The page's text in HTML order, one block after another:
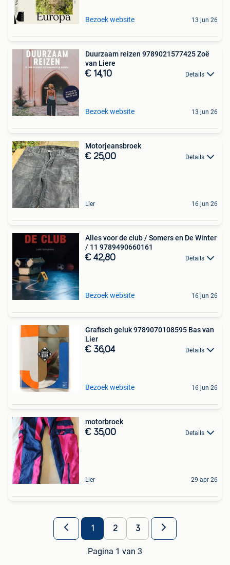
Bezoek website 13 jun 26
Duurzaam reizen 9789021577425 Zoë
van Liere
€ 14,10 Details
Bezoek website 13 jun 26
Motorjeansbroek
€ 25,00 Details
Lier 16 jun 26
Alles voor de club / Somers en De Winter
/ 11 9789490660161
€ 42,80 Details
Bezoek website 16 jun 26
Grafisch geluk 9789070108595 Bas van
Lier
€ 36,04 Details
Bezoek website 16 jun 26
motorbroek
€ 35,00 Details
Lier 29 apr 26
1 2 3
Pagina 1 van 3